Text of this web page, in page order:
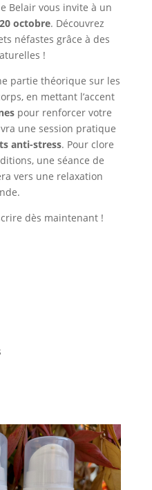
Belair vous invite à un
octobre. Découvrez
néfastes grâce à des
!
partie théorique sur les
en mettant l’accent
pour renforcer votre
une session pratique
anti-stress. Pour clore
une séance de
vers une relaxation
dès maintenant !